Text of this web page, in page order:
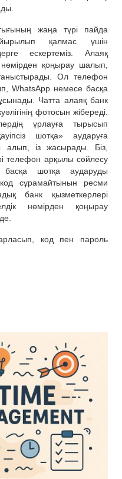
жаңа түрі пайда
қалмас үшін
ескертеміз. Алаяқ
қоңырау шалып,
Ол телефон
WhatsApp немесе басқа
Чатта алаяқ банк
фотосын жібереді.
ұрлауға тырысып
шотқа» аударуға
алып, із жасырады. Біз,
телефон арқылы сөйлесу
басқа шотқа аударуды
сұрамайтынын ресми
банк қызметкерлері
нөмірден қоңырау
код пен пароль